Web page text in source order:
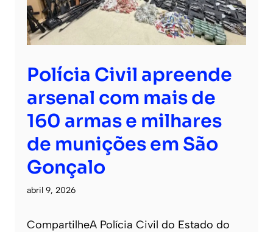
Polícia Civil apreende
arsenal com mais de
160 armas e milhares
de munições em São
Gonçalo
abril 9, 2026
CompartilheA Polícia Civil do Estado do